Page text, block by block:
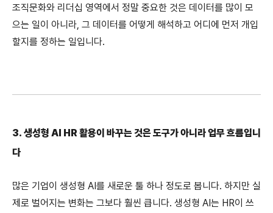
조직문화와 리더십 영역에서 정말 중요한 것은 데이터를 많이 모
으는 일이 아니라, 그 데이터를 어떻게 해석하고 어디에 먼저 개입
할지를 정하는 일입니다.
3. 생성형 AI HR 활용이 바꾸는 것은 도구가 아니라 업무 흐름입니
다
많은 기업이 생성형 AI를 새로운 툴 하나 정도로 봅니다. 하지만 실
제로 벌어지는 변화는 그보다 훨씬 큽니다. 생성형 AI는 HR이 쓰